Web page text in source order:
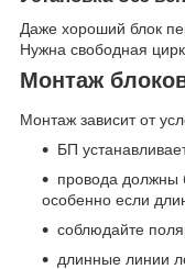
Даже хороший блок
Нужна свободная
Монтаж
Монтаж зависит от
БП
провода должны
особенно если
соблюдайте
длинные линии